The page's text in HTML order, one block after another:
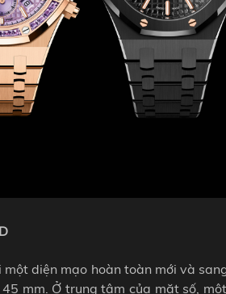
diện mạo hoàn toàn mới và
mm. Ở trung tâm của mặt số,